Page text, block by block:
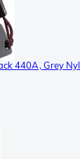
440A, Grey